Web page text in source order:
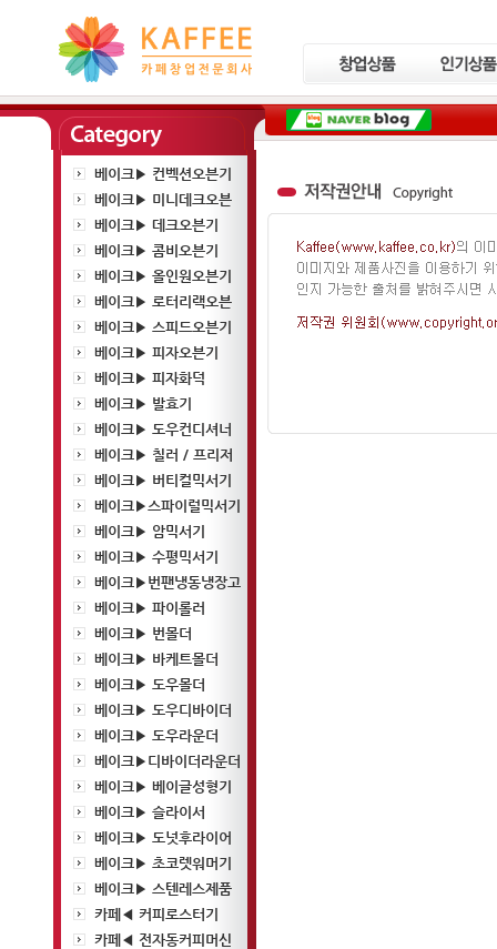
베이크▶ 컨벡션오븐기
베이크▶ 미니데크오븐
베이크▶ 데크오븐기
베이크▶ 콤비오븐기
베이크▶ 올인원오븐기
베이크▶ 로터리랙오븐
베이크▶ 스피드오븐기
베이크▶ 피자오븐기
베이크▶ 피자화덕
베이크▶ 발효기
베이크▶ 도우컨디셔너
베이크▶ 칠러 / 프리저
베이크▶ 버티컬믹서기
베이크▶스파이럴믹서기
베이크▶ 암믹서기
베이크▶ 수평믹서기
베이크▶번팬냉동냉장고
베이크▶ 파이롤러
베이크▶ 번몰더
베이크▶ 바케트몰더
베이크▶ 도우몰더
베이크▶ 도우디바이더
베이크▶ 도우라운더
베이크▶디바이더라운더
베이크▶ 베이글성형기
베이크▶ 슬라이서
베이크▶ 도넛후라이어
베이크▶ 초코렛워머기
베이크▶ 스텐레스제품
카페◀ 커피로스터기
카페◀ 전자동커피머신